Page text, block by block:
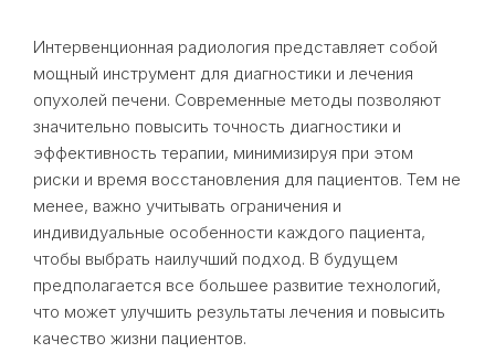
Интервенционная радиология представляет собой
мощный инструмент для диагностики и лечения
опухолей печени. Современные методы позволяют
значительно повысить точность диагностики и
эффективность терапии, минимизируя при этом
риски и время восстановления для пациентов. Тем не
менее, важно учитывать ограничения и
индивидуальные особенности каждого пациента,
чтобы выбрать наилучший подход. В будущем
предполагается все большее развитие технологий,
что может улучшить результаты лечения и повысить
качество жизни пациентов.